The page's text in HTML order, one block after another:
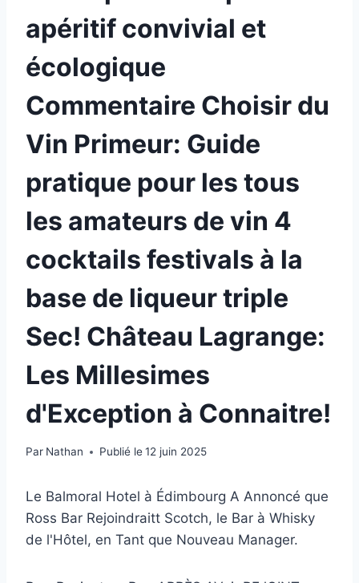
apéritif convivial et
écologique
Commentaire Choisir du
Vin Primeur: Guide
pratique pour les tous
les amateurs de vin 4
cocktails festivals à la
base de liqueur triple
Sec! Château Lagrange:
Les Millesimes
d'Exception à Connaitre!
Par Nathan Publié le 12 juin 2025
Le Balmoral Hotel à Édimbourg A Annoncé que
Ross Bar Rejoindraitt Scotch, le Bar à Whisky
de l'Hôtel, en Tant que Nouveau Manager.